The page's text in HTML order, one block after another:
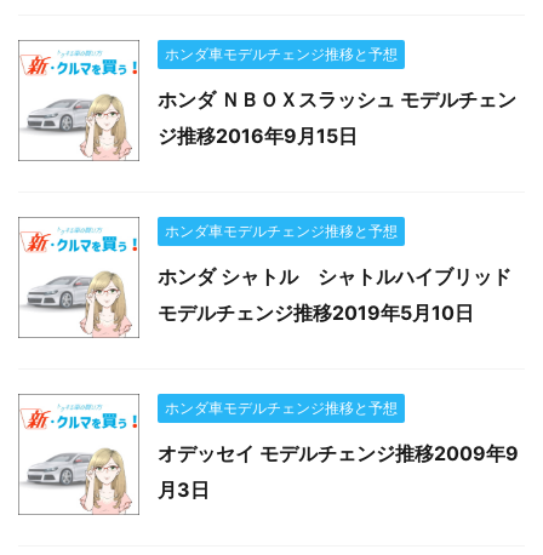
ホンダ車モデルチェンジ推移と予想
ホンダ ＮＢＯＸスラッシュ モデルチェン
ジ推移2016年9月15日
ホンダ車モデルチェンジ推移と予想
ホンダ シャトル シャトルハイブリッド
モデルチェンジ推移2019年5月10日
ホンダ車モデルチェンジ推移と予想
オデッセイ モデルチェンジ推移2009年9
月3日